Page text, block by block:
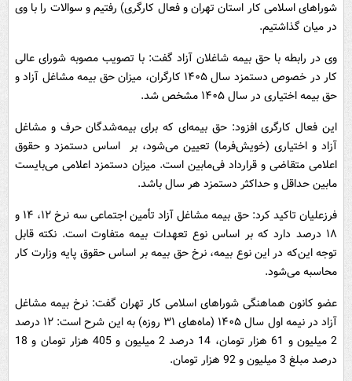
شوراهای اسلامی کار استان تهران و فعال کارگری) رفتیم و سوالات را با وی
در میان گذاشتیم.
وی در رابطه با حق بیمه شاغلان آزاد گفت: ‌با تصویب مصوبه شورای عالی
کار در خصوص دستمزد سال ۱۴۰۵ کارگران، میزان حق بیمه مشاغل آزاد و
حق بیمه اختیاری در سال ۱۴۰۵ مشخص شد.
این فعال کارگری افزود: حق بیمه‌ای که برای بیمه‌شدگان حرف و مشاغل
آزاد و اختیاری (خویش‌فرما) تعیین می‌شود، بر اساس دستمزد و حقوق
اعلامی متقاضی و قرارداد فی‌مابین است. میزان دستمزد اعلامی می‌بایست
مابین حداقل و حداکثر دستمزد هر سال باشد.
فرزعلیان تاکید کرد: حق بیمه مشاغل آزاد تأمین اجتماعی سه نرخ‌ ۱۲، ۱۴ و
۱۸ درصد دارد که بر اساس نوع تعهدات بیمه متفاوت است. نکته قابل
توجه این‌که در این نوع بیمه، نرخ حق بیمه بر اساس حقوق پایه وزارت کار
محاسبه می‌شود.
عضو کانون هماهنگی شوراهای اسلامی کار تهران گفت: نرخ بیمه مشاغل
آزاد در نیمه اول سال ۱۴۰۵ (ماه‌های ۳۱ روزه) به این شرح است: ۱۲ درصد
2 میلیون و 61 هزار تومان، 14 درصد 2 میلیون و 405 هزار تومان و 18
درصد مبلغ 3 میلیون و 92 هزار تومان.